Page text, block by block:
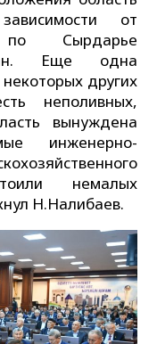
от
Сырдарье
Еще одна
других
неполивных,
вынуждена
инженерно-
немалых
Н.Налибаев.